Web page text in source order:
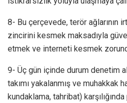
8- Bu çerçevede, terör ağlarının
zincirini kesmek maksadıyla
etmek ve interneti kesmek
9- Üç gün içinde durum denetim
takımı yakalanmış ve muhakkak
kundaklama, tahribat) karşılığında